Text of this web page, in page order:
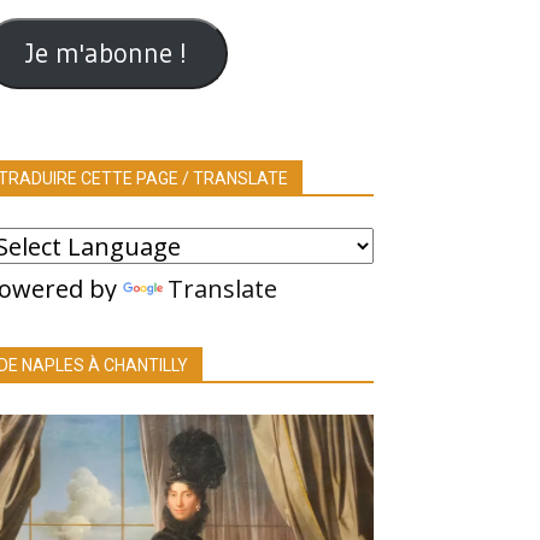
Je m'abonne !
CETTE PAGE / TRANSLATE
by Translate
NAPLES À CHANTILLY